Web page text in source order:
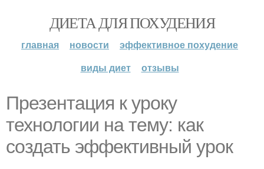
ДИЕТА ДЛЯ ПОХУДЕНИЯ
главная новости
эффективное похудение
виды диет
отзывы
Презентация к уроку
технологии на тему: как
создать эффективный урок